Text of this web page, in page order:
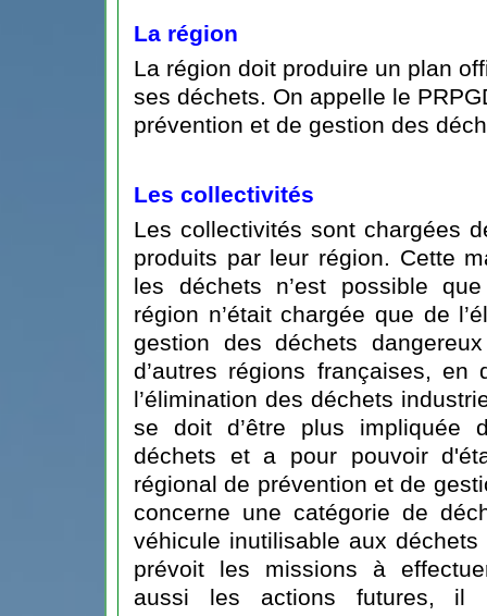
La région
La région doit produire un plan
ses déchets. On appelle le
prévention et de gestion des
Les collectivités
Les collectivités sont chargées
produits par leur région. Cette
les déchets n’est possible
région n’était chargée que de
gestion des déchets
d’autres régions françaises,
l’élimination des déchets
se doit d’être plus impliquée
déchets et a pour pouvoir
régional de prévention et de
concerne une catégorie de
véhicule inutilisable aux déchets
prévoit les missions à
aussi les actions futures, il